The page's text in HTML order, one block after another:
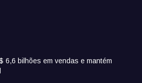
6,6 bilhões em vendas e mantém